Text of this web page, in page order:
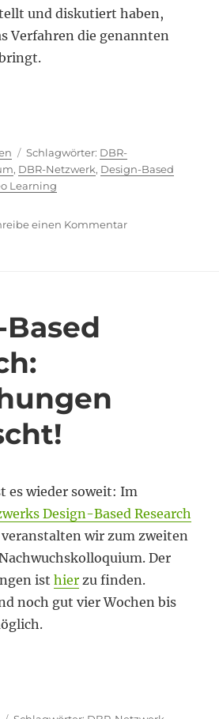
und diskutiert haben,
Verfahren die genannten
– Nachwuchskolloquium des
Schlagwörter
DBR-
, DBR-Netzwerk, Design-Based
Learning
einen Kommentarzu
es wieder soweit: Im
Design-Based Research
wir zum zweiten
Der
isthier zu finden.
noch gut vier Wochen bis
Einreichungen